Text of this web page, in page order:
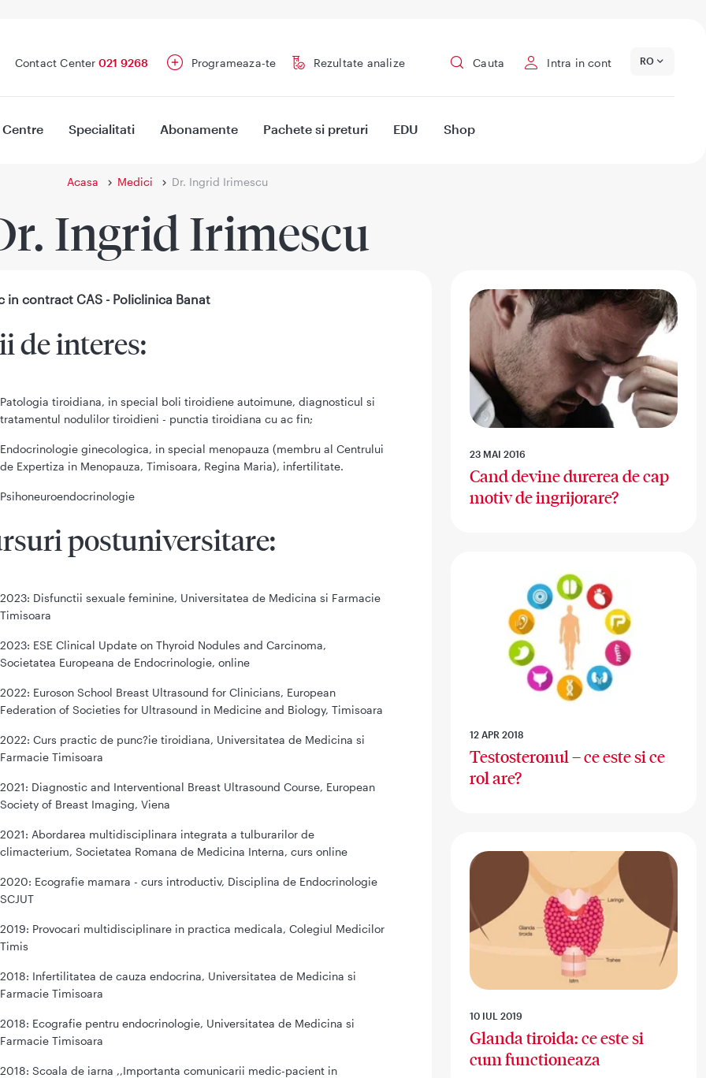
Contact Center 021 9268 Programeaza-te Rezultate analize Cauta Intra in cont RO
Centre Specialitati Abonamente Pachete si preturi EDU Shop
Acasa Medici Dr. Ingrid Irimescu
Ingrid Irimescu
in contract CAS - Policlinica Banat
de interes:
Patologia tiroidiana, in special boli tiroidiene autoimune, diagnosticul si
tratamentul nodulilor tiroidieni - punctia tiroidiana cu ac fin;
Endocrinologie ginecologica, in special menopauza (membru al Centrului
de Expertiza in Menopauza, Timisoara, Regina Maria), infertilitate.
Psihoneuroendocrinologie
postuniversitare:
2023: Disfunctii sexuale feminine, Universitatea de Medicina si Farmacie
Timisoara
2023: ESE Clinical Update on Thyroid Nodules and Carcinoma,
Societatea Europeana de Endocrinologie, online
2022: Euroson School Breast Ultrasound for Clinicians, European
Federation of Societies for Ultrasound in Medicine and Biology, Timisoara
2022: Curs practic de punc?ie tiroidiana, Universitatea de Medicina si
Farmacie Timisoara
2021: Diagnostic and Interventional Breast Ultrasound Course, European
Society of Breast Imaging, Viena
2021: Abordarea multidisciplinara integrata a tulburarilor de
climacterium, Societatea Romana de Medicina Interna, curs online
2020: Ecografie mamara - curs introductiv, Disciplina de Endocrinologie
SCJUT
2019: Provocari multidisciplinare in practica medicala, Colegiul Medicilor
Timis
2018: Infertilitatea de cauza endocrina, Universitatea de Medicina si
Farmacie Timisoara
2018: Ecografie pentru endocrinologie, Universitatea de Medicina si
Farmacie Timisoara
2018: Scoala de iarna ,,Importanta comunicarii medic-pacient in
23 MAI 2016
Cand devine durerea de cap
motiv de ingrijorare?
12 APR 2018
Testosteronul – ce este si ce
rol are?
10 IUL 2019
Glanda tiroida: ce este si
cum functioneaza